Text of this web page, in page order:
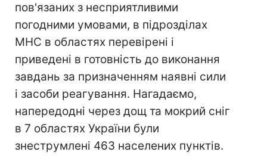
пов'язаних з несприятливими
погодними умовами, в підрозділах
МНС в областях перевірені і
приведені в готовність до виконання
завдань за призначенням наявні сили
і засоби реагування. Нагадаємо,
напередодні через дощ та мокрий сніг
в 7 областях України були
знеструмлені 463 населених пунктів.